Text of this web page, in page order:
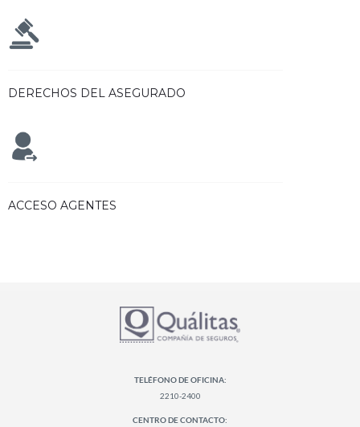
DERECHOS DEL ASEGURADO
ACCESO AGENTES
TELÉFONO DE OFICINA:
2210-2400
CENTRO DE CONTACTO: